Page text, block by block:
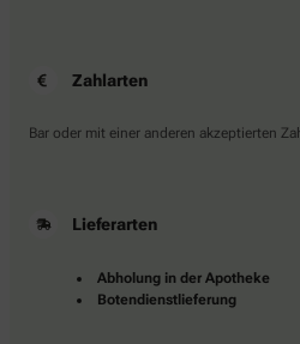
Zahlarten
Bar oder mit einer anderen akzeptierten
Lieferarten
Abholung in der Apotheke
Botendienstlieferung